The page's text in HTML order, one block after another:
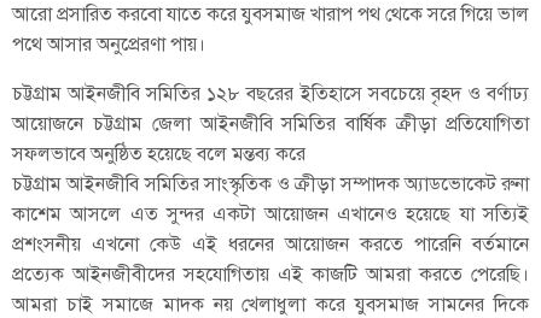
আরো প্রসারিত করবো যাতে করে যুবসমাজ খারাপ পথ থেকে সরে গিয়ে ভাল
পথে আসার অনুপ্রেরণা পায়।
চট্টগ্রাম আইনজীবি সমিতির ১২৮ বছরের ইতিহাসে সবচেয়ে বৃহদ ও বর্ণাঢ্য
আয়োজনে চট্টগ্রাম জেলা আইনজীবি সমিতির বার্ষিক ক্রীড়া প্রতিযোগিতা
সফলভাবে অনুষ্ঠিত হয়েছে বলে মন্তব্য করে
চট্টগ্রাম আইনজীবি সমিতির সাংস্কৃতিক ও ক্রীড়া সম্পাদক অ্যাডভোকেট রুনা
কাশেম আসলে এত সুন্দর একটা আয়োজন এখানেও হয়েছে যা সত্যিই
প্রশংসনীয় এখনো কেউ এই ধরনের আয়োজন করতে পারেনি বর্তমানে
প্রত্যেক আইনজীবীদের সহযোগিতায় এই কাজটি আমরা করতে পেরেছি।
আমরা চাই সমাজে মাদক নয় খেলাধুলা করে যুবসমাজ সামনের দিকে